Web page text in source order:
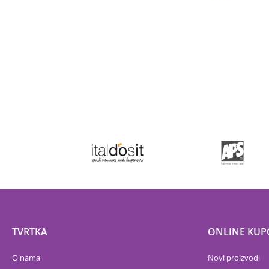
TVRTKA
O nama
ONLINE
Novi proizvodi